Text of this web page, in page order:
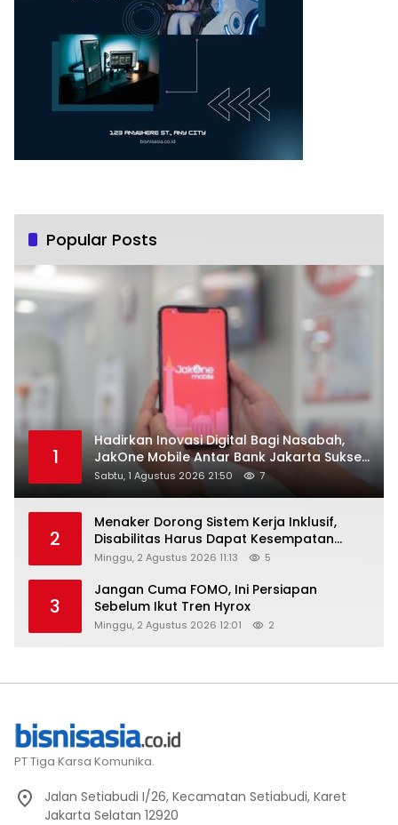
Popular Posts
1
Hadirkan Inovasi Digital Bagi Nasabah,
JakOne Mobile Antar Bank Jakarta Sukses
Raih Digital Excellence Awards 2026
Sabtu, 1 Agustus 2026 21:50 7
2
Menaker Dorong Sistem Kerja Inklusif,
Disabilitas Harus Dapat Kesempatan
Setara
Minggu, 2 Agustus 2026 11:13 5
3
Jangan Cuma FOMO, Ini Persiapan
Sebelum Ikut Tren Hyrox
Minggu, 2 Agustus 2026 12:01 2
PT Tiga Karsa Komunika.
Jalan Setiabudi I/26, Kecamatan Setiabudi, Karet
Jakarta Selatan 12920